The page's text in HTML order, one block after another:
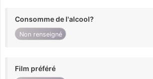
Consomme de l'alcool?
Non renseigné
Film préféré